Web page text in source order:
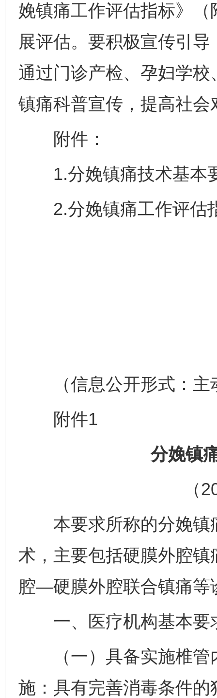
娩镇痛工作评估指标》
展评估。要积极宣传引
通过门诊产检、孕妇学
镇痛科普宣传，提高社
附件：
1.分娩镇痛技术基本
2.分娩镇痛工作评估
（信息公开形式：主
附件1
分娩镇
（
本要求所称的分娩镇
术，主要包括硬膜外腔
腔—硬膜外腔联合镇痛等
一、医疗机构基本要
（一）具备实施椎管
施：具有完善消毒条件